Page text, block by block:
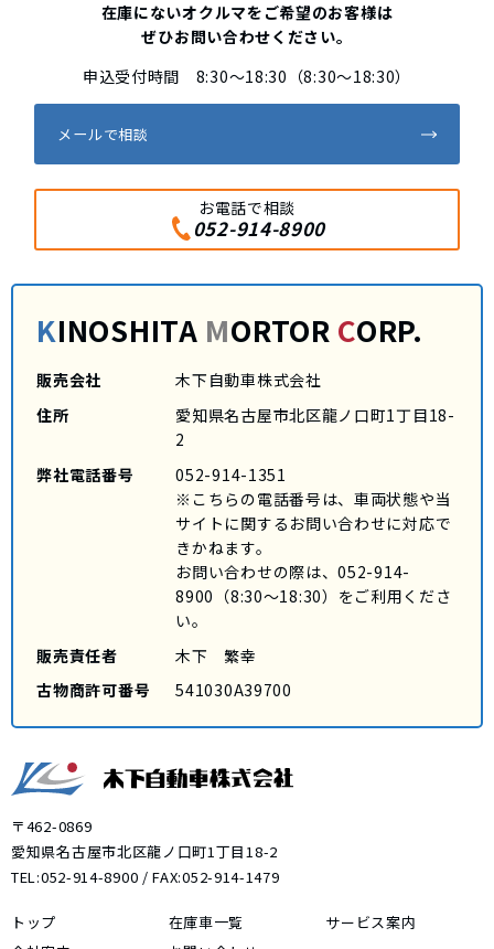
在庫にないオクルマをご希望のお客様は
ぜひお問い合わせください。
申込受付時間 8:30～18:30（8:30～18:30）
メールで相談
お電話で相談
052-914-8900
KINOSHITA MORTOR CORP.
販売会社
木下自動車株式会社
住所
愛知県名古屋市北区龍ノ口町1丁目18-
2
弊社電話番号
052-914-1351
※こちらの電話番号は、車両状態や当
サイトに関するお問い合わせに対応で
きかねます。
お問い合わせの際は、052-914-
8900 （8:30～18:30）をご利用くださ
い。
販売責任者
木下 繁幸
古物商許可番号
541030A39700
〒462-0869
愛知県名古屋市北区龍ノ口町1丁目18-2
TEL:052-914-8900 / FAX:052-914-1479
トップ 在庫車一覧
サービス案内